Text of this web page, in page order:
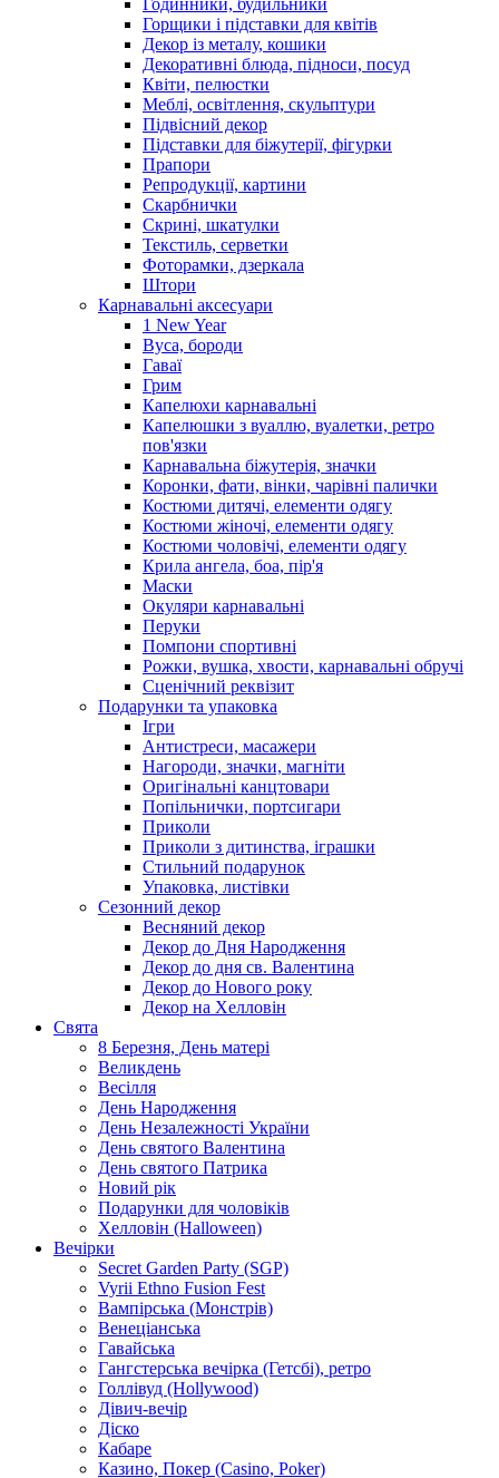
Годинники, будильники
Горщики і підставки для квітів
Декор із металу, кошики
Декоративні блюда, підноси, посуд
Квіти, пелюстки
Меблі, освітлення, скульптури
Підвісний декор
Підставки для біжутерії, фігурки
Прапори
Репродукції, картини
Скарбнички
Скрині, шкатулки
Текстиль, серветки
Фоторамки, дзеркала
Штори
Карнавальні аксесуари
1 New Year
Вуса, бороди
Гаваї
Грим
Капелюхи карнавальні
Капелюшки з вуаллю, вуалетки, ретро
пов'язки
Карнавальна біжутерія, значки
Коронки, фати, вінки, чарівні палички
Костюми дитячі, елементи одягу
Костюми жіночі, елементи одягу
Костюми чоловічі, елементи одягу
Крила ангела, боа, пір'я
Маски
Окуляри карнавальні
Перуки
Помпони спортивні
Рожки, вушка, хвости, карнавальні обручі
Сценічний реквізит
Подарунки та упаковка
Ігри
Антистреси, масажери
Нагороди, значки, магніти
Оригінальні канцтовари
Попільнички, портсигари
Приколи
Приколи з дитинства, іграшки
Стильний подарунок
Упаковка, листівки
Сезонний декор
Весняний декор
Декор до Дня Народження
Декор до дня св. Валентина
Декор до Нового року
Декор на Хелловін
Свята
8 Березня, День матері
Великдень
Весілля
День Народження
День Незалежності України
День святого Валентина
День святого Патрика
Новий рік
Подарунки для чоловіків
Хелловін (Halloween)
Вечірки
Secret Garden Party (SGP)
Vyrii Ethno Fusion Fest
Вампірська (Монстрів)
Венеціанська
Гавайська
Гангстерська вечірка (Гетсбі), ретро
Голлівуд (Hollywood)
Дівич-вечір
Діско
Кабаре
Казино, Покер (Casino, Poker)